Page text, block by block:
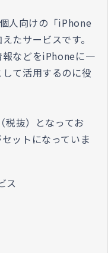
人向けの「iPhone
たサービスです。
報などをiPhoneに一
て活用するのに役
税抜）となってお
ットになっていま
ス